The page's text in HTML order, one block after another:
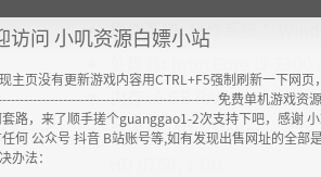
要生猛……”
乎是来自《幽浮》等作品。”
操作系统:操作系统 *:
内存:6 GB RAM
显卡:NVIDIA GeForce
访问 小叽资源白嫖小站
主页没有更新游戏内容用CTRL+F5强制刷新一下网
免费单机游戏资
路，来了顺手搓个guanggao1-2次支持下吧，感谢
何 公众号 抖音 B站账号等,如有发现出售网址的全部
办法：